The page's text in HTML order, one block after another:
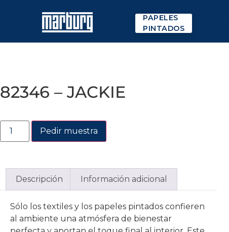
PAPELES
PINTADOS
82346 – JACKIE
Pedir muestra
Descripción Información adicional
Sólo los textiles y los papeles pintados confieren
al ambiente una atmósfera de bienestar